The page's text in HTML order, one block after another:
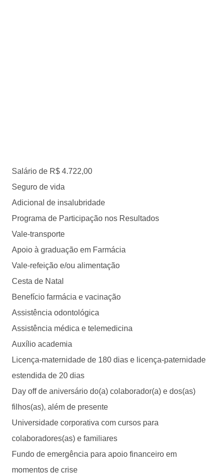
Salário de R$ 4.722,00
Seguro de vida
Adicional de insalubridade
Programa de Participação nos Resultados
Vale-transporte
Apoio à graduação em Farmácia
Vale-refeição e/ou alimentação
Cesta de Natal
Benefício farmácia e vacinação
Assistência odontológica
Assistência médica e telemedicina
Auxílio academia
Licença-maternidade de 180 dias e licença-paternidade
estendida de 20 dias
Day off de aniversário do(a) colaborador(a) e dos(as)
filhos(as), além de presente
Universidade corporativa com cursos para
colaboradores(as) e familiares
Fundo de emergência para apoio financeiro em
momentos de crise